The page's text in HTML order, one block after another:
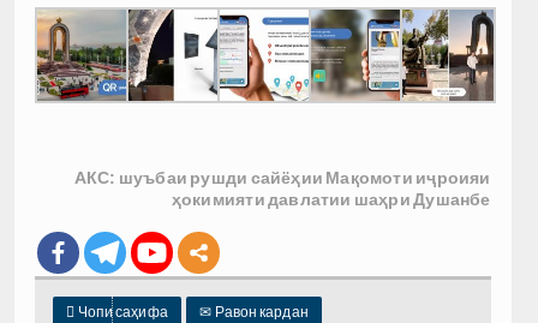
АКС: шуъбаи рушди сайёҳии Мақомоти иҷроияи
ҳокимияти давлатии шаҳри Душанбе
 Чопи саҳифа ✉ Равон кардан